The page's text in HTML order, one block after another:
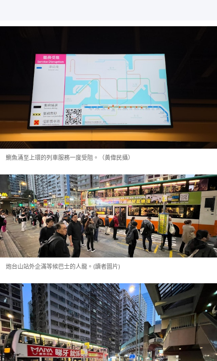
鰂魚涌至上環的列車服務一度受阻。（黃偉民攝）
炮台山站外企滿等候巴士的人龍。(讀者圖片)